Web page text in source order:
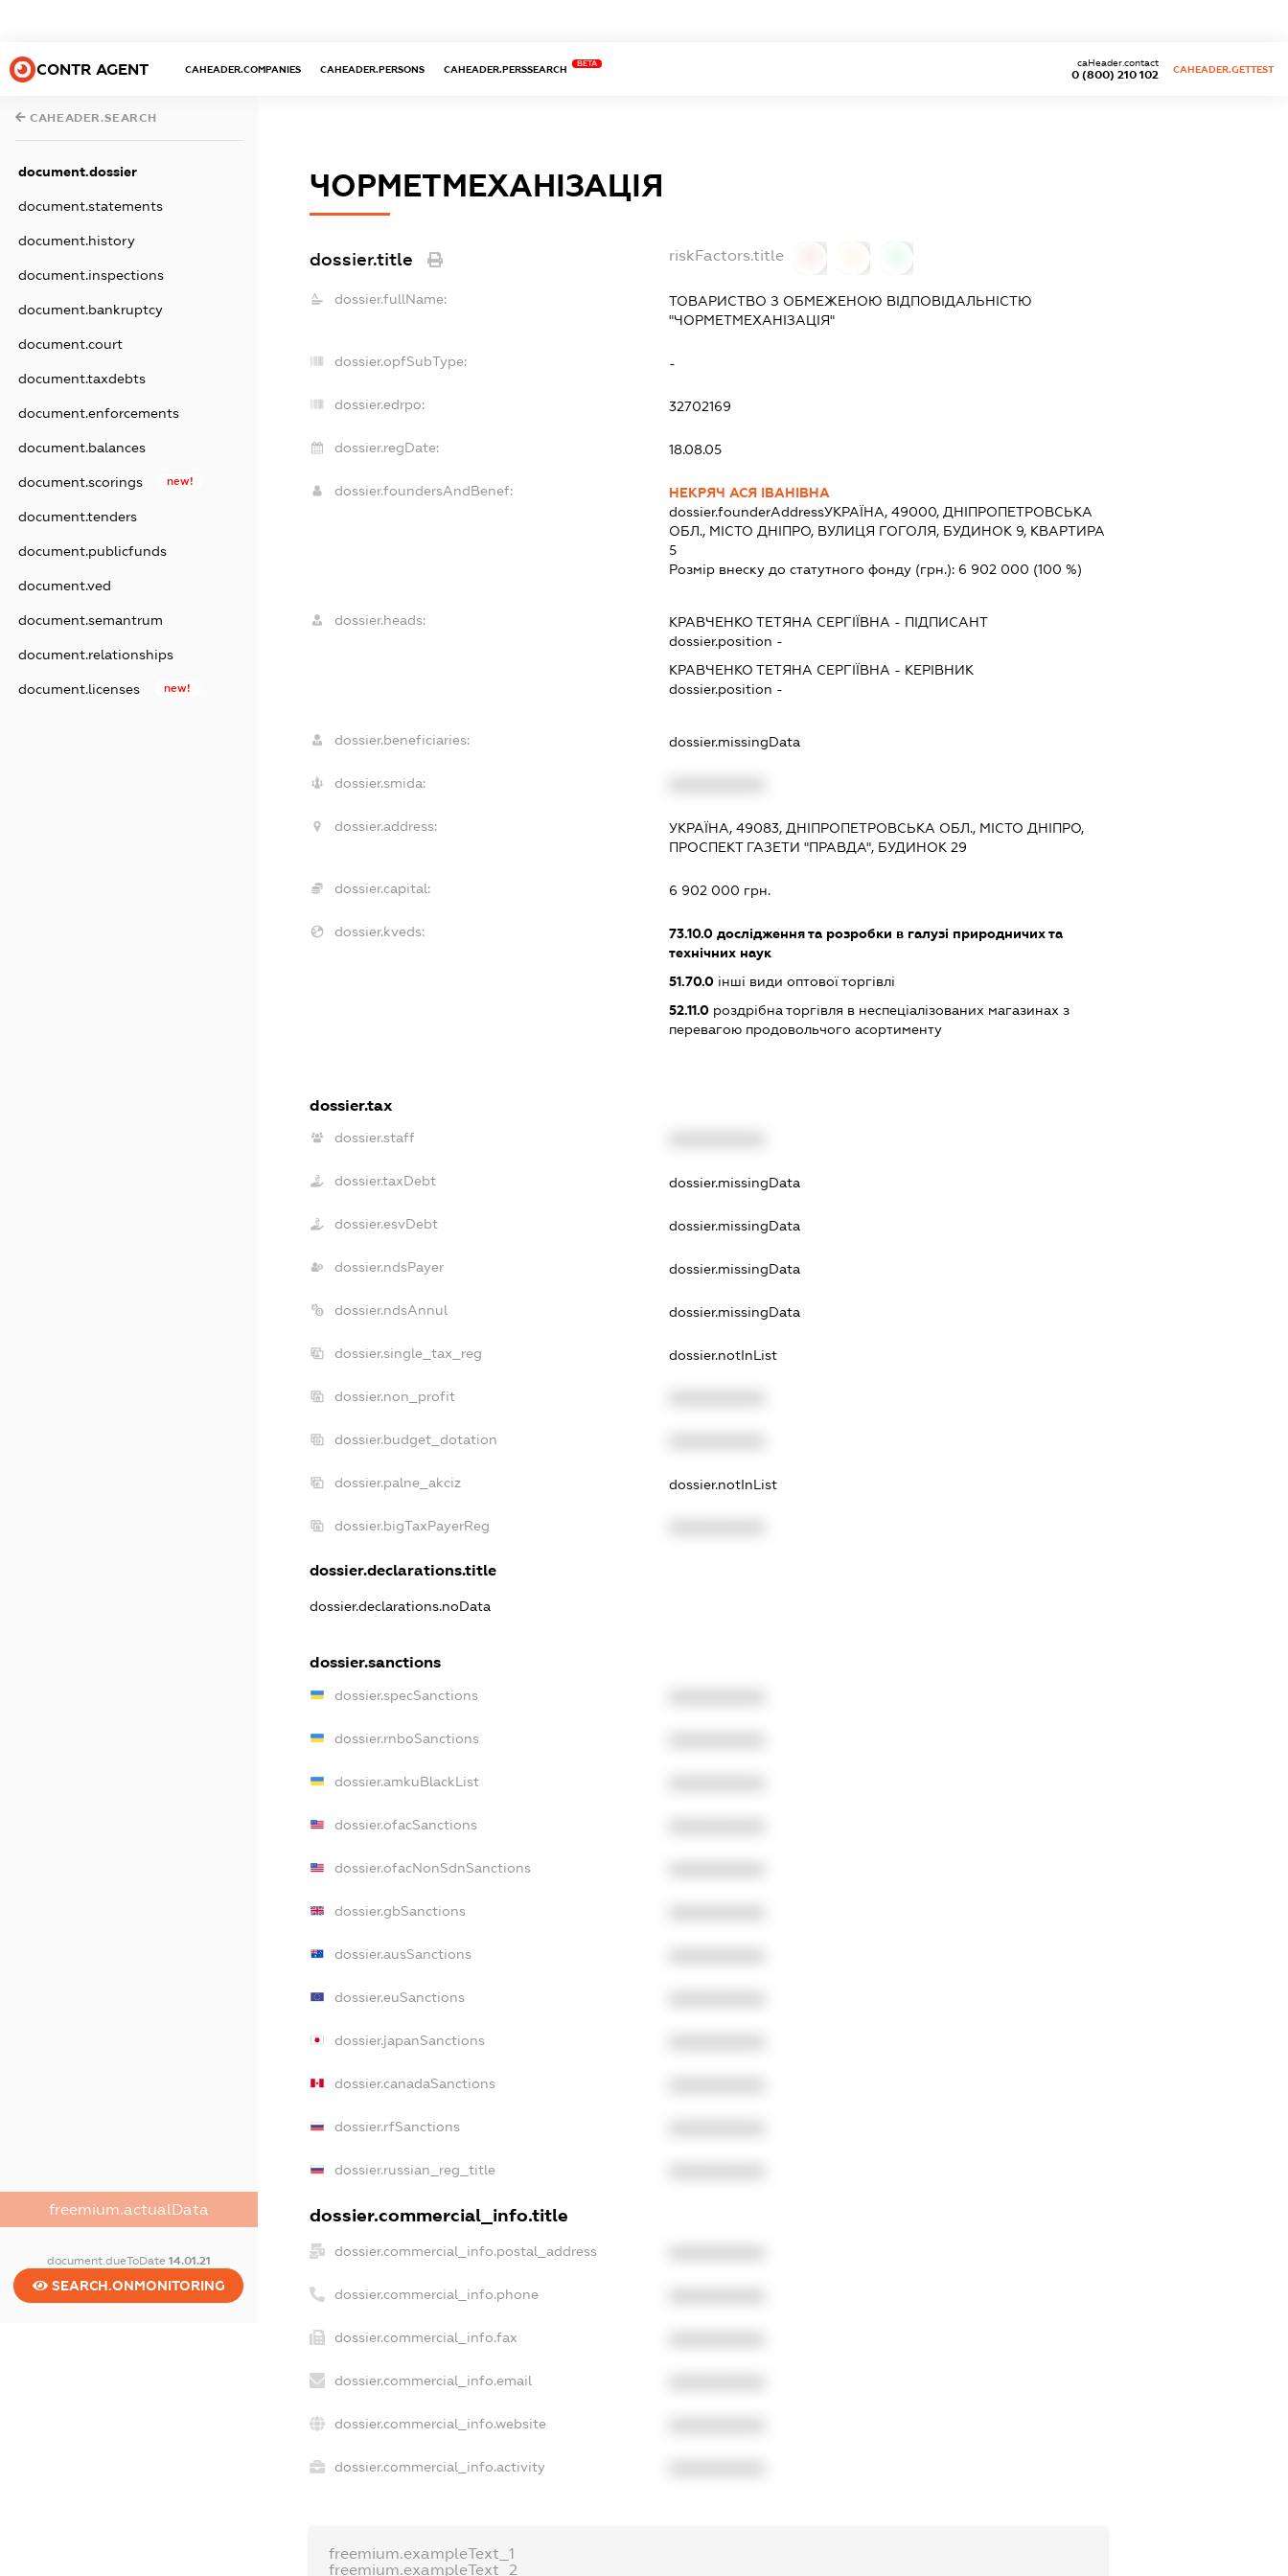
CONTR AGENT CAHEADER.COMPANIES CAHEADER.PERSONS CAHEADER.PERSSEARCH
BETA
0 (800) 210 102
caHeader.contact
CAHEADER.GETTEST
CAHEADER.SEARCH
document.dossier
document.statements
document.history
document.inspections
document.bankruptcy
document.court
document.taxdebts
document.enforcements
document.balances
document.scorings new!
document.tenders
document.publicfunds
document.ved
document.semantrum
document.relationships
document.licenses new!
freemium.actualData
document.dueToDate 14.01.21
SEARCH.ONMONITORING
ЧОРМЕТМЕХАНІЗАЦІЯ
dossier.title riskFactors.title
dossier.fullName:
ТОВАРИСТВО З ОБМЕЖЕНОЮ ВІДПОВІДАЛЬНІСТЮ
"ЧОРМЕТМЕХАНІЗАЦІЯ"
dossier.opfSubType: -
dossier.edrpo: 32702169
dossier.regDate: 18.08.05
dossier.foundersAndBenef:
НЕКРЯЧ АСЯ ІВАНІВНА
dossier.founderAddressУКРАЇНА, 49000, ДНІПРОПЕТРОВСЬКА
ОБЛ., МІСТО ДНІПРО, ВУЛИЦЯ ГОГОЛЯ, БУДИНОК 9, КВАРТИРА
5
Розмір внеску до статутного фонду (грн.): 6 902 000 (100 %)
dossier.heads: КРАВЧЕНКО ТЕТЯНА СЕРГІЇВНА - ПІДПИСАНТ
dossier.position -
КРАВЧЕНКО ТЕТЯНА СЕРГІЇВНА - КЕРІВНИК
dossier.position -
dossier.beneficiaries: dossier.missingData
dossier.smida:
dossier.address:
УКРАЇНА, 49083, ДНІПРОПЕТРОВСЬКА ОБЛ., МІСТО ДНІПРО,
ПРОСПЕКТ ГАЗЕТИ "ПРАВДА", БУДИНОК 29
dossier.capital: 6 902 000 грн.
dossier.kveds: 73.10.0дослідження та розробки в галузі природничих та
технічних наук
51.70.0інші види оптової торгівлі
52.11.0роздрібна торгівля в неспеціалізованих магазинах з
перевагою продовольчого асортименту
dossier.tax
dossier.staff
dossier.taxDebt dossier.missingData
dossier.esvDebt dossier.missingData
dossier.ndsPayer dossier.missingData
dossier.ndsAnnul dossier.missingData
dossier.single_tax_reg dossier.notInList
dossier.non_profit
dossier.budget_dotation
dossier.palne_akciz dossier.notInList
dossier.bigTaxPayerReg
dossier.declarations.title
dossier.declarations.noData
dossier.sanctions
dossier.specSanctions
dossier.rnboSanctions
dossier.amkuBlackList
dossier.ofacSanctions
dossier.ofacNonSdnSanctions
dossier.gbSanctions
dossier.ausSanctions
dossier.euSanctions
dossier.japanSanctions
dossier.canadaSanctions
dossier.rfSanctions
dossier.russian_reg_title
dossier.commercial_info.title
dossier.commercial_info.postal_address
dossier.commercial_info.phone
dossier.commercial_info.fax
dossier.commercial_info.email
dossier.commercial_info.website
dossier.commercial_info.activity
freemium.exampleText_1
freemium.exampleText_2